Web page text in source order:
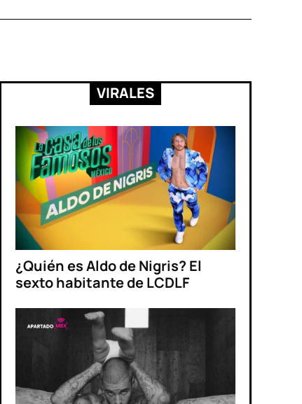
VIRALES
¿Quién es Aldo de Nigris? El
sexto habitante de LCDLF